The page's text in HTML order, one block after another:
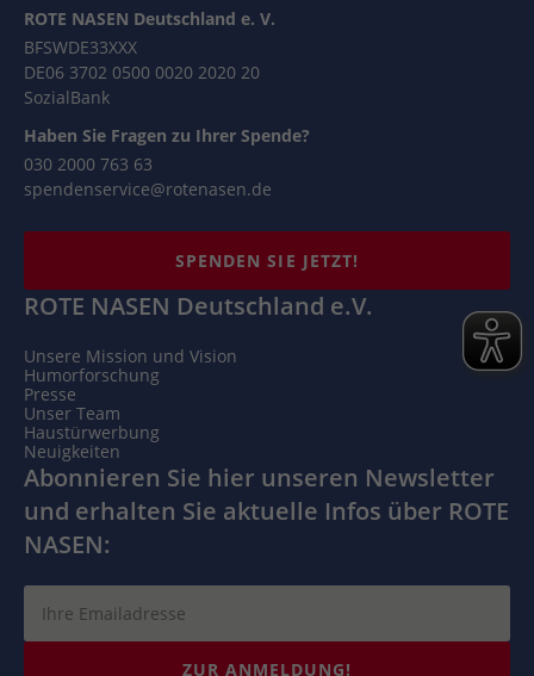
ROTE NASEN Deutschland e. V.
BFSWDE33XXX
DE06 3702 0500 0020 2020 20
SozialBank
Haben Sie Fragen zu Ihrer Spende?
030 2000 763 63
spendenservice@rotenasen.de
SPENDEN SIE JETZT!
ROTE NASEN Deutschland e.V.
Unsere Mission und Vision
Humorforschung
Presse
Unser Team
Haustürwerbung
Neuigkeiten
Abonnieren Sie hier unseren Newsletter
und erhalten Sie aktuelle Infos über ROTE
NASEN:
ZUR ANMELDUNG!